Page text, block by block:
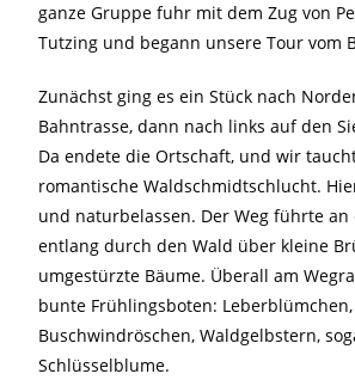
ganze Gruppe fuhr mit dem Zug von
Tutzing und begann unsere Tour vom
Zunächst ging es ein Stück nach
Bahntrasse, dann nach links auf den
Da endete die Ortschaft, und wir
romantische Waldschmidtschlucht.
und naturbelassen. Der Weg führte an
entlang durch den Wald über kleine
umgestürzte Bäume. Überall am
bunte Frühlingsboten: Leberblümchen,
Buschwindröschen, Waldgelbstern,
Schlüsselblume.